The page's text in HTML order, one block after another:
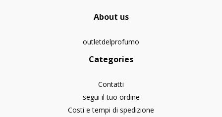
About us
outletdelprofumo
Categories
Contatti
segui il tuo ordine
Costi e tempi di spedizione